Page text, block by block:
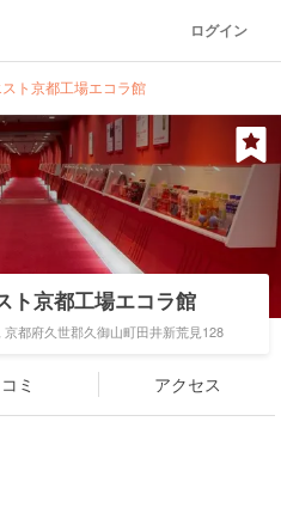
ログイン
ト京都工場エコラ館
ト京都工場エコラ館
都府久世郡久御山町田井新荒見128
ミ アクセス